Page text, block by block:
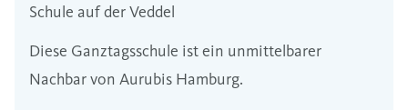
Schule auf der Veddel
Diese Ganztagsschule ist ein unmittelbarer
Nachbar von Aurubis Hamburg.